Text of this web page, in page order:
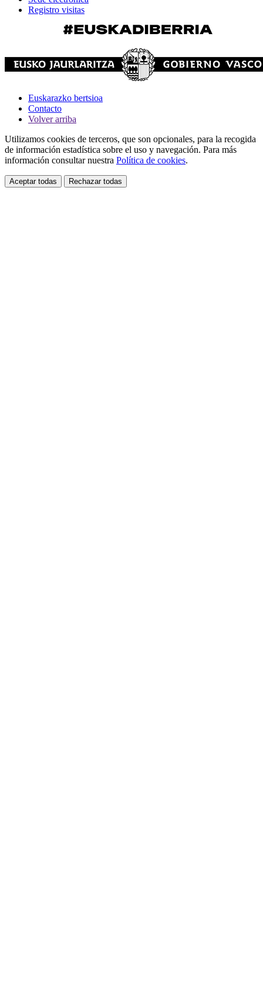
Registro visitas
Euskarazko bertsioa
Contacto
Volver arriba
Utilizamos cookies de terceros, que son opcionales, para la recogida
de información estadística sobre el uso y navegación. Para más
información consultar nuestra Política de cookies.
Aceptar todas Rechazar todas